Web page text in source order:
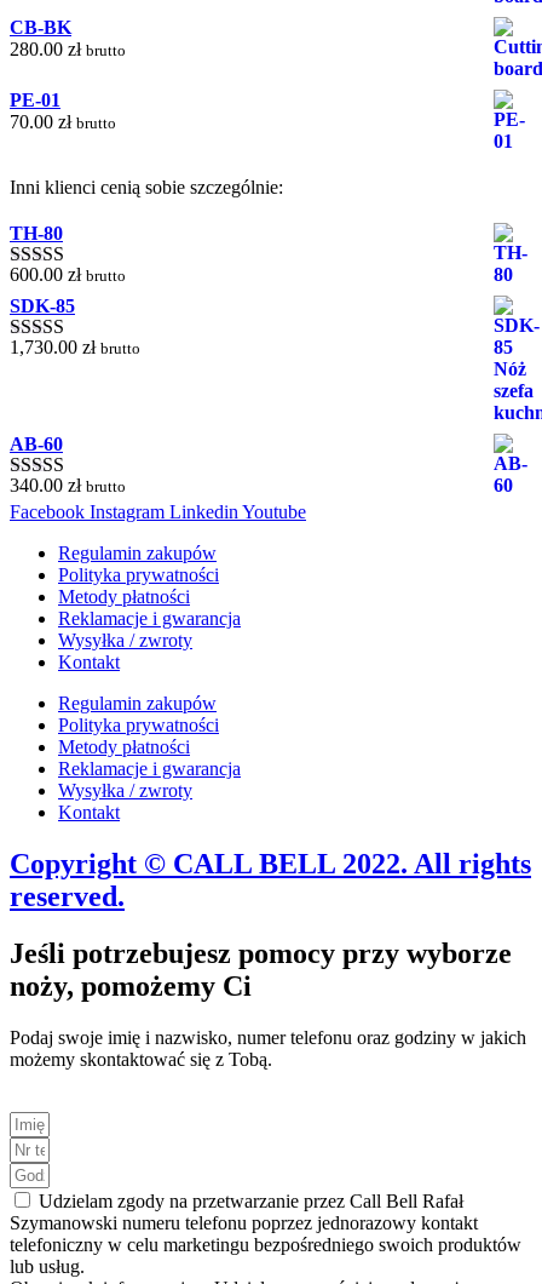
CB-BK
280.00 zł brutto
PE-01
70.00 zł brutto
Inni klienci cenią sobie szczególnie:
TH-80
Oceniono
5.00na 5
600.00 zł brutto
SDK-85
Oceniono
1,730.00 zł brutto
AB-60
Oceniono
5.00na 5
340.00 zł brutto
Facebook Instagram Linkedin Youtube
Regulamin zakupów
Polityka prywatności
Metody płatności
Reklamacje i gwarancja
Wysyłka / zwroty
Kontakt
Regulamin zakupów
Polityka prywatności
Metody płatności
Reklamacje i gwarancja
Wysyłka / zwroty
Kontakt
Copyright © CALL BELL 2022. All rights
reserved.
Jeśli potrzebujesz pomocy przy wyborze
noży, pomożemy Ci
Podaj swoje imię i nazwisko, numer telefonu oraz godziny w jakich
możemy skontaktować się z Tobą.
Udzielam zgody na przetwarzanie przez Call Bell Rafał
Szymanowski numeru telefonu poprzez jednorazowy kontakt
telefoniczny w celu marketingu bezpośredniego swoich produktów
lub usług.